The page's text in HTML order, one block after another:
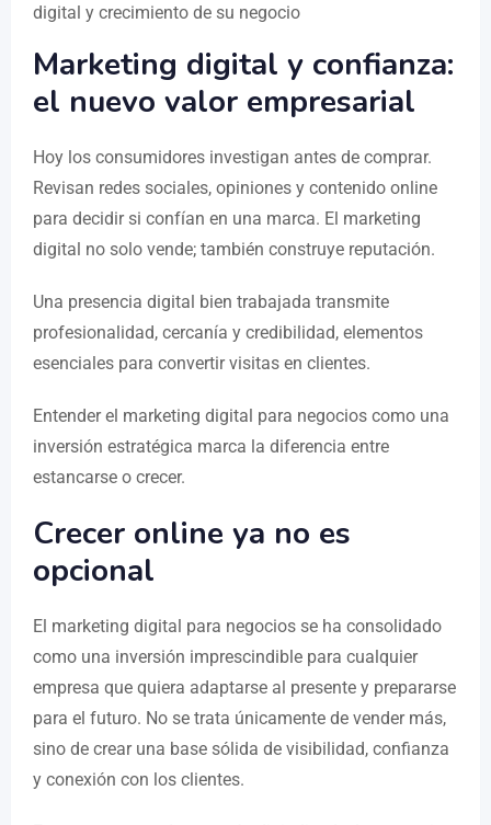
Marketing digital y confianza:
el nuevo valor empresarial
Hoy los consumidores investigan antes de comprar.
Revisan redes sociales, opiniones y contenido online
para decidir si confían en una marca. El marketing
digital no solo vende; también construye reputación.
Una presencia digital bien trabajada transmite
profesionalidad, cercanía y credibilidad, elementos
esenciales para convertir visitas en clientes.
Entender el marketing digital para negocios como una
inversión estratégica marca la diferencia entre
estancarse o crecer.
Crecer online ya no es
opcional
El marketing digital para negocios se ha consolidado
como una inversión imprescindible para cualquier
empresa que quiera adaptarse al presente y prepararse
para el futuro. No se trata únicamente de vender más,
sino de crear una base sólida de visibilidad, confianza
y conexión con los clientes.